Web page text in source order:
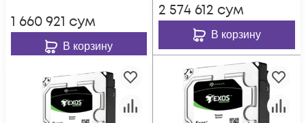
1 660 921 сум
В корзину
2 574 612 сум
В корзину